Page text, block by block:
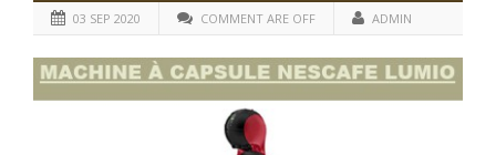
03 SEP 2020 COMMENT ARE OFF ADMIN